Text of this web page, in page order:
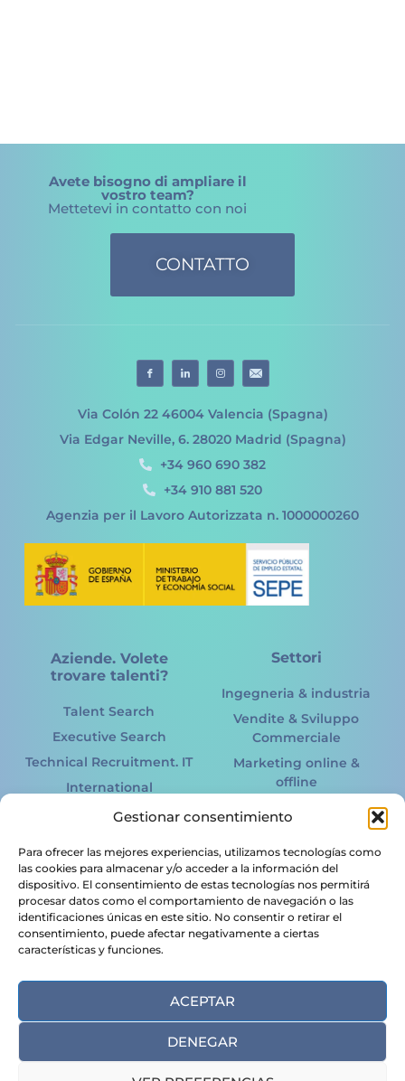
Gestionar consentimiento
Para ofrecer las mejores experiencias, utilizamos tecnologías como
las cookies para almacenar y/o acceder a la información del
dispositivo. El consentimiento de estas tecnologías nos permitirá
procesar datos como el comportamiento de navegación o las
identificaciones únicas en este sitio. No consentir o retirar el
consentimiento, puede afectar negativamente a ciertas
características y funciones.
ACEPTAR
DENEGAR
Avete bisogno di ampliare il
vostro team?
Mettetevi in contatto con noi
CONTATTO
Via Colón 22 46004 Valencia (Spagna)
Via Edgar Neville, 6. 28020 Madrid (Spagna)
+34 960 690 382
+34 910 881 520
Agenzia per il Lavoro Autorizzata n. 1000000260
Aziende. Volete
trovare talenti?
Talent Search
Executive Search
Technical Recruitment. IT
International
HR Services
Candidati. Vorresti
cambiare lavoro?
Offerte di lavoro
Settori
Ingegneria & industria
Vendite & Sviluppo
Commerciale
Marketing online &
offline
dell'informazione. IT
Energia Rinnovabile
Logistica & trasporti
Legale & Finanziario
Alimentare &
Acertto Talent Linkers SL © Tutti i diritti riservati Copyrights 2024 |